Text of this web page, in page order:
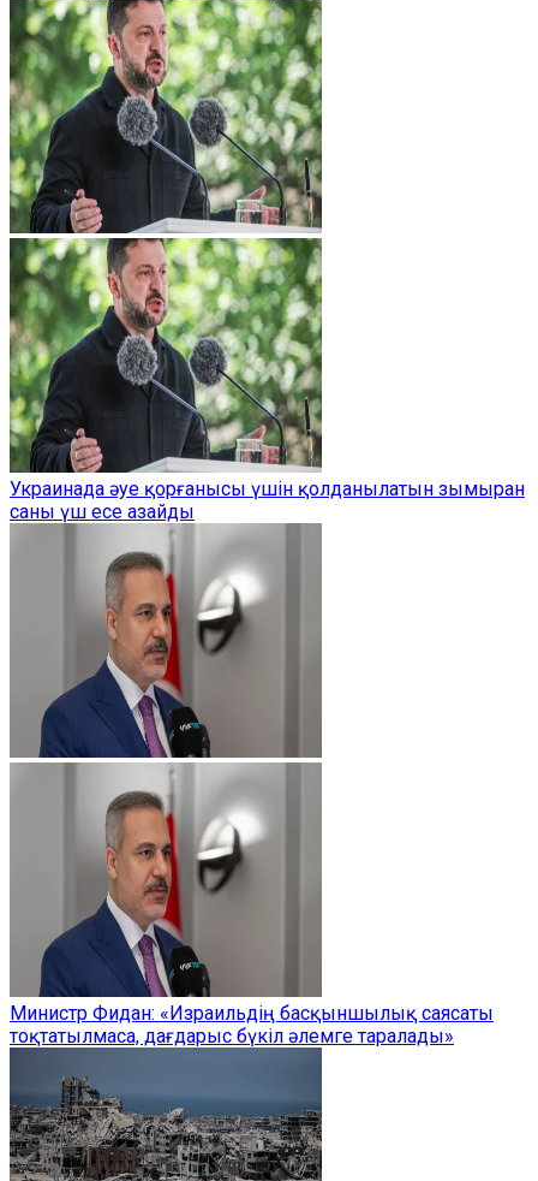
Украинада әуе қорғанысы үшін қолданылатын зымыран
саны үш есе азайды
Министр Фидан: «Израильдің басқыншылық саясаты
тоқтатылмаса, дағдарыс бүкіл әлемге таралады»